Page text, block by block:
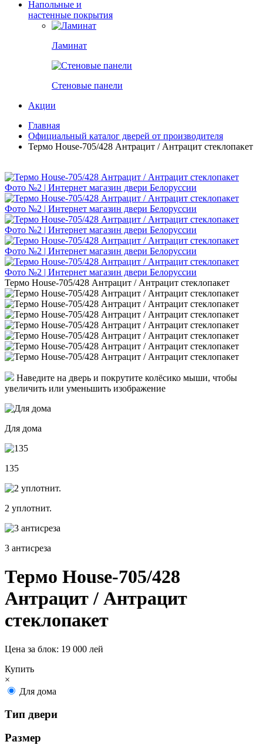
Напольные и
настенные покрытия
Ламинат
Стеновые панели
Акции
Главная
Официальный каталог дверей от производителя
Термо House-705/428 Антрацит / Антрацит стеклопакет
Термо House-705/428 Антрацит / Антрацит стеклопакет
Наведите на дверь и покрутите колёсико мыши, чтобы
увеличить или уменьшить изображение
Для дома
135
2 уплотнит.
3 антисреза
Термо House-705/428
Антрацит / Антрацит
стеклопакет
Цена за блок: 19 000 лей
Купить
×
Для дома
Тип двери
Размер